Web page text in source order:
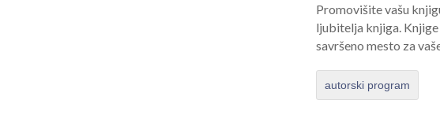
Promovišite vašu
ljubitelja knjiga.
savršeno mesto za
autorski program